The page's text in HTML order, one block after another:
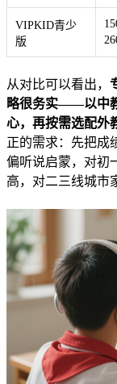
VIPKID青少
版
从对比可以看出，
略很务实——以中
心，再按需选配外
正的需求：先把成
偏听说启蒙，对初
高，对二三线城市